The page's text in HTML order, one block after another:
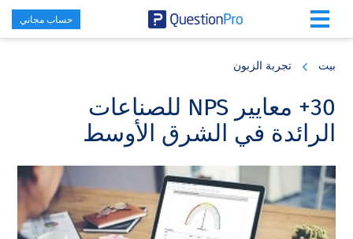
content
sidebar
حساب مجاني
بيت تجربة الزبون
30+ معايير NPS للصناعات
الرائدة في الشرق الأوسط